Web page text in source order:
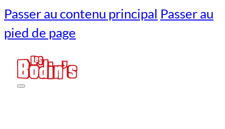
Passer au contenu principal Passer au
pied de page